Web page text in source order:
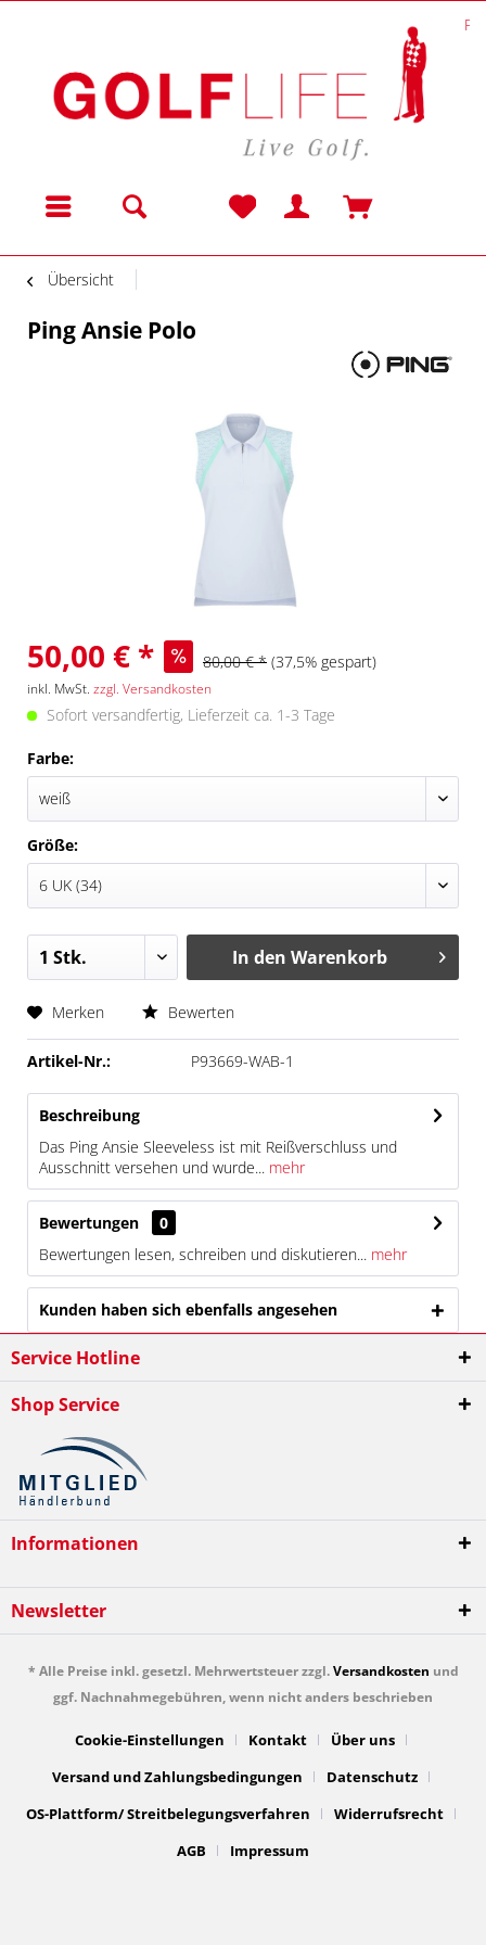
Menü
Übersicht
Ping Ansie Polo
50,00 € * 80,00 € * (37,5% gespart)
inkl. MwSt. zzgl. Versandkosten
Sofort versandfertig, Lieferzeit ca. 1-3 Tage
Farbe:
Größe:
In den Warenkorb
Merken Bewerten
Artikel-Nr.: P93669-WAB-1
Beschreibung
Das Ping Ansie Sleeveless ist mit Reißverschluss und
Ausschnitt versehen und wurde... mehr
Bewertungen
0
Bewertungen lesen, schreiben und diskutieren... mehr
Kunden haben sich ebenfalls angesehen
Service Hotline
Shop Service
Informationen
Newsletter
* Alle Preise inkl. gesetzl. Mehrwertsteuer zzgl.Versandkosten und
ggf. Nachnahmegebühren, wenn nicht anders beschrieben
Cookie-Einstellungen Kontakt
Über uns
Versand und Zahlungsbedingungen
Datenschutz
OS-Plattform/ Streitbelegungsverfahren
Widerrufsrecht
AGB
Impressum